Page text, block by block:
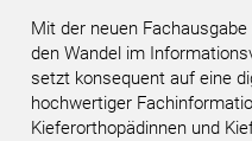
Mit der neuen
den Wandel im
setzt konsequent auf eine
hochwertiger
Kieferorthopädinnen und